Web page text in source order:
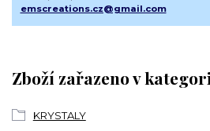
Zboží zařazeno v
KRYSTALY
emscreations.cz@gmail.com